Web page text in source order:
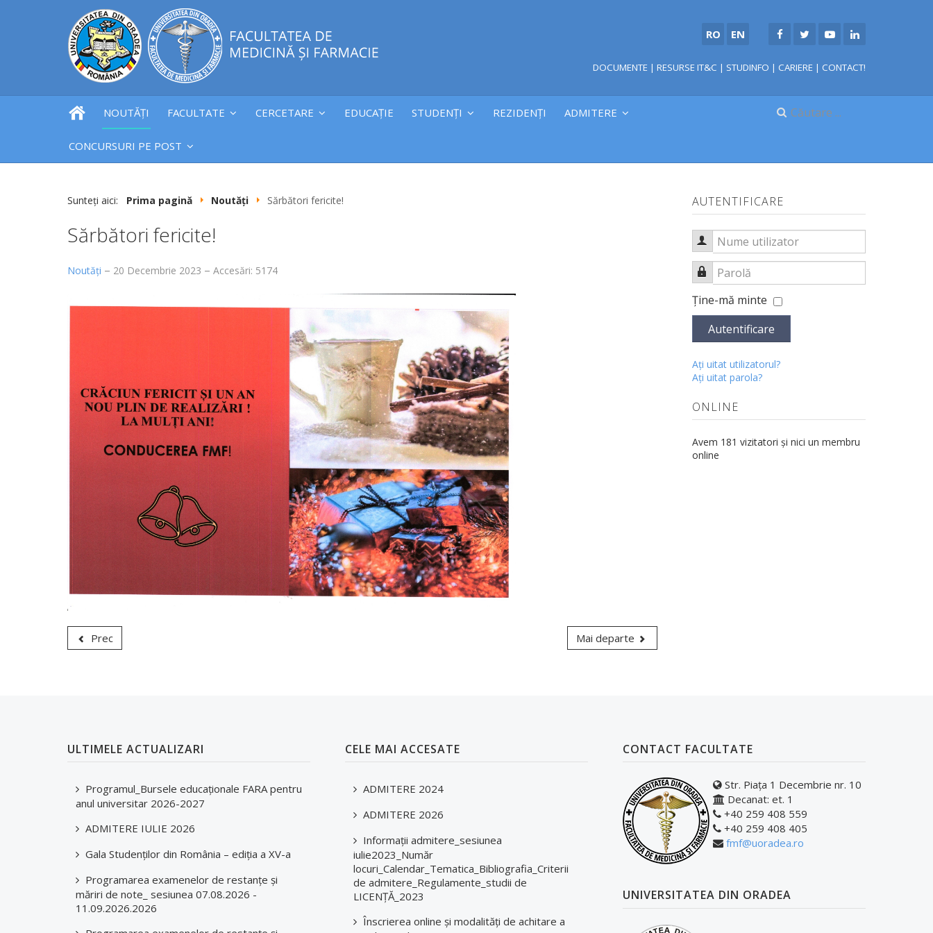
RO EN
DOCUMENTE | RESURSE IT&C | STUDINFO | CARIERE | CONTACT!
NOUTĂȚI FACULTATE CERCETARE EDUCAȚIE STUDENȚI REZIDENȚI ADMITERE
CONCURSURI PE POST
Sunteți aici: Prima pagină Noutăți Sărbători fericite!
Sărbători fericite!
Noutăți 20 Decembrie 2023 Accesări: 5174
Prec Mai departe
AUTENTIFICARE
Nume utilizator
Parolă
Ţine-mă minte
Autentificare
Aţi uitat utilizatorul?
Aţi uitat parola?
ONLINE
Avem 181 vizitatori și nici un membru
online
ULTIMELE ACTUALIZARI
Programul_Bursele educaționale FARA pentru
anul universitar 2026-2027
ADMITERE IULIE 2026
Gala Studenților din România – ediția a XV-a
Programarea examenelor de restanțe și
măriri de note_ sesiunea 07.08.2026 -
11.09.2026.2026
CELE MAI ACCESATE
ADMITERE 2024
ADMITERE 2026
Informații admitere_sesiunea
iulie2023_Număr
locuri_Calendar_Tematica_Bibliografia_Criterii
de admitere_Regulamente_studii de
LICENȚĂ_2023
Înscrierea online și modalități de achitare a
CONTACT FACULTATE
Str. Piața 1 Decembrie nr. 10
Decanat: et. 1
+40 259 408 559
+40 259 408 405
fmf@uoradea.ro
UNIVERSITATEA DIN ORADEA